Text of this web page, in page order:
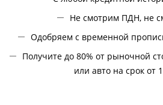
Не смотрим ПДН, не
Одобряем с временной
Получите до 80% от рыночной
или авто на срок от